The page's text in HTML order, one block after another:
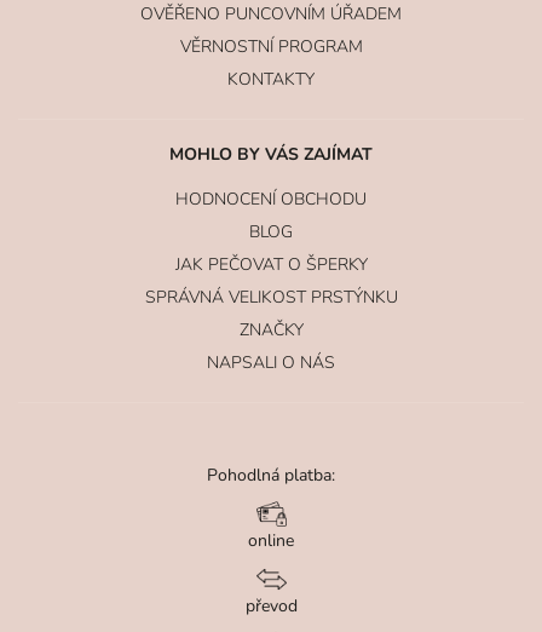
OVĚŘENO PUNCOVNÍM ÚŘADEM
VĚRNOSTNÍ PROGRAM
KONTAKTY
MOHLO BY VÁS ZAJÍMAT
HODNOCENÍ OBCHODU
BLOG
JAK PEČOVAT O ŠPERKY
SPRÁVNÁ VELIKOST PRSTÝNKU
ZNAČKY
NAPSALI O NÁS
Pohodlná platba:
online
převod